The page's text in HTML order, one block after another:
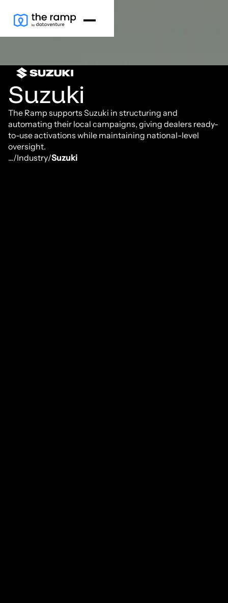
Suzuki
The Ramp supports Suzuki in structuring and
automating their local campaigns, giving dealers ready-
to-use activations while maintaining national-level
oversight.
.../Industry/Suzuki